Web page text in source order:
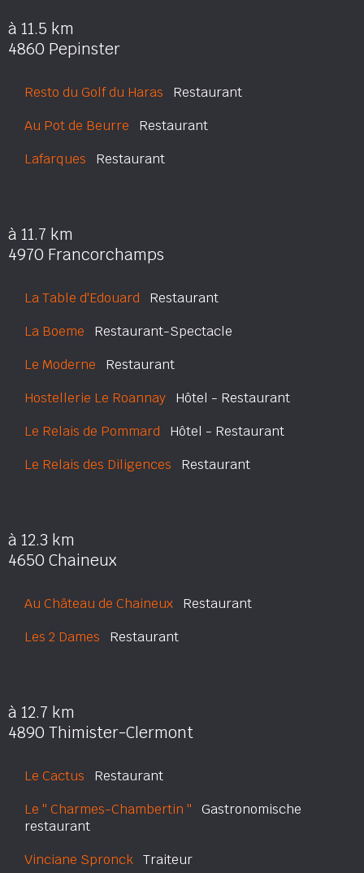
à 11.5 km
4860 Pepinster
Resto du Golf du Haras Restaurant
Au Pot de Beurre Restaurant
Lafarques Restaurant
à 11.7 km
4970 Francorchamps
La Table d'Edouard Restaurant
La Boeme Restaurant-Spectacle
Le Moderne Restaurant
Hostellerie Le Roannay Hôtel - Restaurant
Le Relais de Pommard Hôtel - Restaurant
Le Relais des Diligences Restaurant
à 12.3 km
4650 Chaineux
Au Château de Chaineux Restaurant
Les 2 Dames Restaurant
à 12.7 km
4890 Thimister-Clermont
Le Cactus Restaurant
Le '' Charmes-Chambertin '' Gastronomische
restaurant
Vinciane Spronck Traiteur